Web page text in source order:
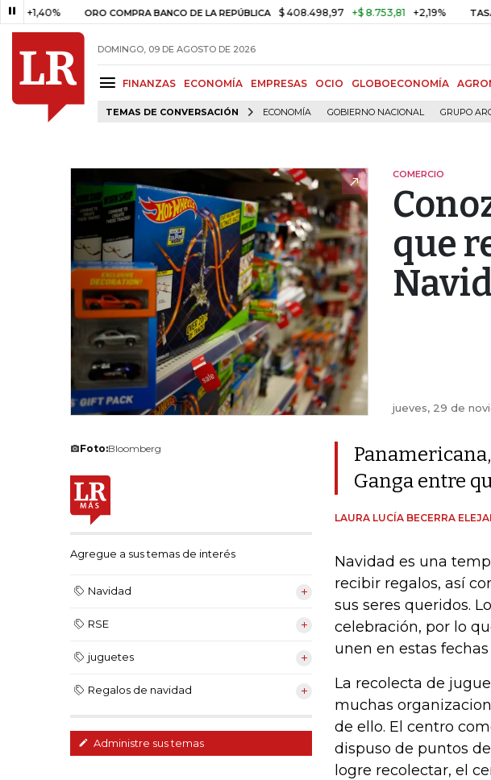
ORO COMPRA BANCO DE LA REPÚBLICA $ 408.498,97 +$ 8.753,81 +2,19% TASA DE
DOMINGO, 09 DE AGOSTO DE 2026
FINANZAS ECONOMÍA EMPRESAS OCIO GLOBOECONOMÍA
TEMAS DE CONVERSACIÓN ECONOMÍA GOBIERNO NACIONAL GRUPO
COMERCIO
que
jueves, 29 de
Foto:Bloomberg
Agregue a sus temas de interés
Navidad
RSE
juguetes
Regalos de navidad
Administre sus temas
Ganga entre
LAURA LUCÍA BECERRA
Navidad es una
recibir regalos, así
sus seres queridos.
celebración, por lo
unen en estas
La recolecta de
muchas
de ello. El centro
dispuso de puntos
logre recolectar, el